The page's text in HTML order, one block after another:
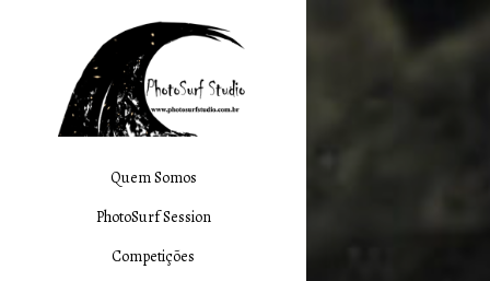
Quem Somos
PhotoSurf Session
Competições